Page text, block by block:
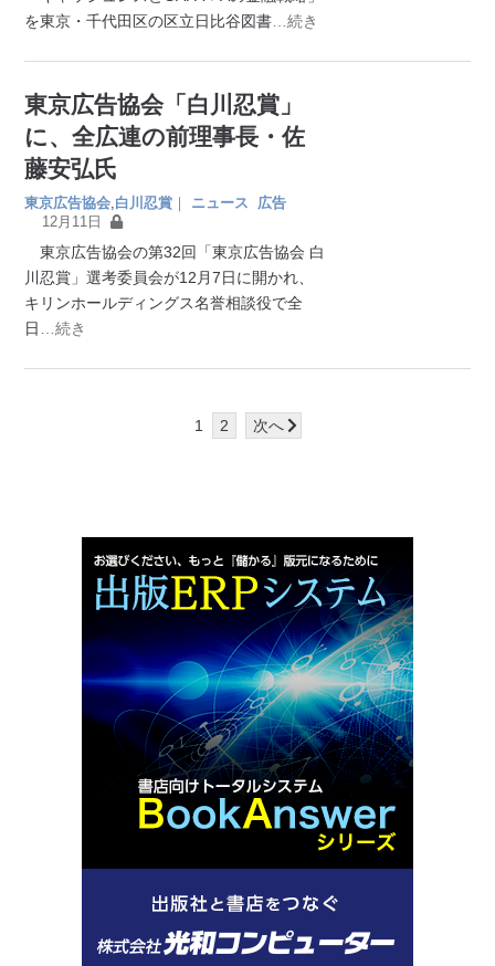
を東京・千代田区の区立日比谷図書 …続き
東京広告協会「白川忍賞」
に、全広連の前理事長・佐
藤安弘氏
東京広告協会 白川忍賞 ｜ ニュース
広告
12月11日
東京広告協会の第32回「東京広告協会 白
川忍賞」選考委員会が12月7日に開かれ、
キリンホールディングス名誉相談役で全
日
…続き
1 2 次へ